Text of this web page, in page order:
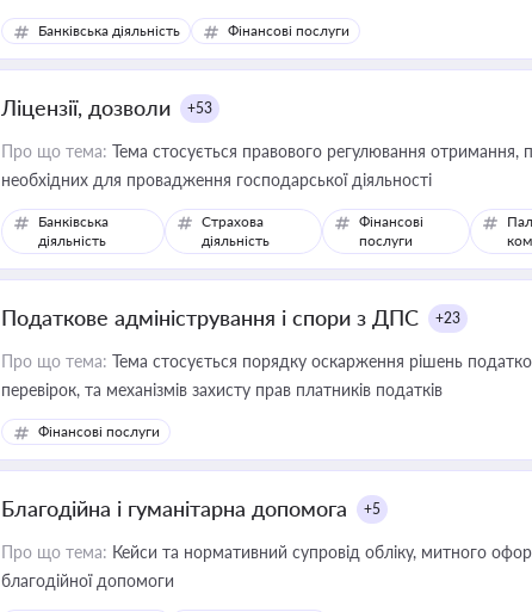
Банківська діяльність Фінансові послуги
Ліцензії, дозволи +53
Про що тема: Тема стосується правового регулювання отримання,
необхідних для провадження господарської діяльності
Банківська
діяльність
Страхова
діяльність
Фінансові
послуги
Податкове адміністрування і спори з ДПС +23
Про що тема: Тема стосується порядку оскарження рішень
перевірок, та механізмів захисту прав платників податків
Фінансові послуги
Благодійна і гуманітарна допомога +5
Про що тема: Кейси та нормативний супровід обліку, митного
благодійної допомоги